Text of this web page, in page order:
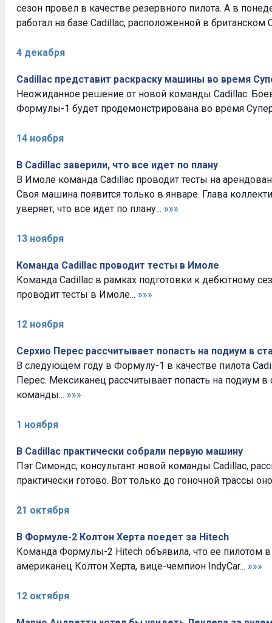
сезон провел в качестве резервного пилота. А в
работал на базе Cadillac, расположенной в британском
4 декабря
Cadillac представит раскраску машины во время
Неожиданное решение от новой команды Cadillac.
Формулы-1 будет продемонстрирована во время
14 ноября
В Cadillac заверили, что все идет по плану
В Имоле команда Cadillac проводит тесты на
Своя машина появится только в январе. Глава
уверяет, что все идет по плану... »»»
13 ноября
Команда Cadillac проводит тесты в Имоле
Команда Cadillac в рамках подготовки к дебютному
проводит тесты в Имоле... »»»
12 ноября
Серхио Перес рассчитывает попасть на подиум в
В следующем году в Формулу-1 в качестве пилота
Перес. Мексиканец рассчитывает попасть на подиум в
команды... »»»
1 ноября
В Cadillac практически собрали первую машину
Пэт Симондс, консультант новой команды Cadillac,
практически готово. Вот только до гоночной трассы
21 октября
В Формуле-2 Колтон Херта поедет за Hitech
Команда Формулы-2 Hitech объявила, что ее пилотом в
американец Колтон Херта, вице-чемпион IndyCar... »»»
12 октября